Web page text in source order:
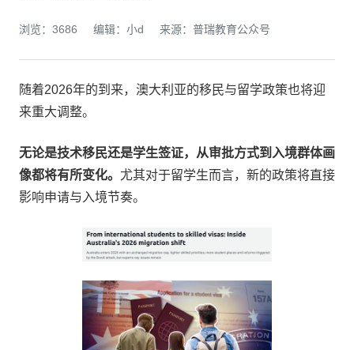
浏览：3686 编辑：小d 来源：普瑞教育公众号
随着2026年的到来，澳大利亚的移民与留学政策也将迎
来重大调整。
无论是技术移民还是学生签证，从审批方式到入境群体画
像都将有所变化。 尤其对于留学生而言，新的政策将直接
影响申请与入境节奏。